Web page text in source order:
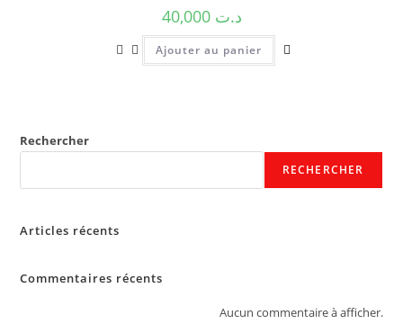
د.ت 40,000
Ajouter au panier
Rechercher
RECHERCHER
Articles récents
Commentaires récents
Aucun commentaire à afficher.